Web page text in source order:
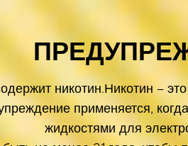
никотин.Никотин –
применяется,
жидкостями для